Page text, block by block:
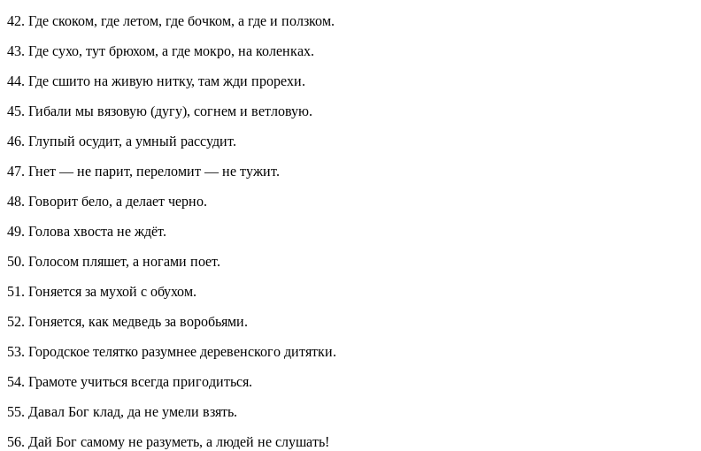
42. Где скоком, где летом, где бочком, а где и ползком.
43. Где сухо, тут брюхом, а где мокро, на коленках.
44. Где сшито на живую нитку, там жди прорехи.
45. Гибали мы вязовую (дугу), согнем и ветловую.
46. Глупый осудит, а умный рассудит.
47. Гнет — не парит, переломит — не тужит.
48. Говорит бело, а делает черно.
49. Голова хвоста не ждёт.
50. Голосом пляшет, а ногами поет.
51. Гоняется за мухой с обухом.
52. Гоняется, как медведь за воробьями.
53. Городское телятко разумнее деревенского дитятки.
54. Грамоте учиться всегда пригодиться.
55. Давал Бог клад, да не умели взять.
56. Дай Бог самому не разуметь, а людей не слушать!